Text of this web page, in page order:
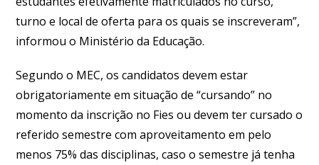
turno e local de oferta para os quais se inscreveram”,
informou o Ministério da Educação.
Segundo o MEC, os candidatos devem estar
obrigatoriamente em situação de “cursando” no
momento da inscrição no Fies ou devem ter cursado o
referido semestre com aproveitamento em pelo
menos 75% das disciplinas, caso o semestre já tenha